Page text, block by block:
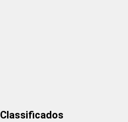
Classificados